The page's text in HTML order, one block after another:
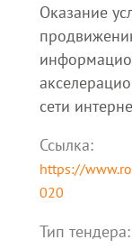
Оказание
сети
Ссылка:
https://
020
Тип тендера: